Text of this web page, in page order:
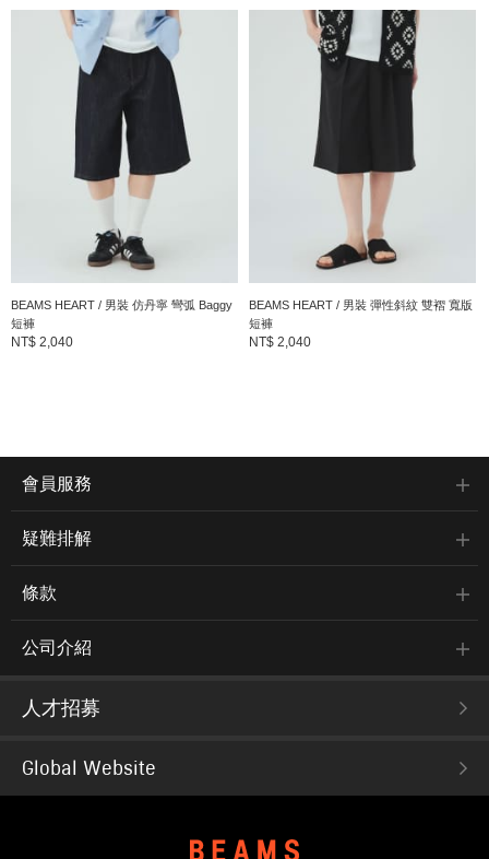
BEAMS HEART / 男裝 仿丹寧 彎弧 Baggy
短褲
NT$ 2,040
BEAMS HEART / 男裝 彈性斜紋 雙褶 寬版
短褲
NT$ 2,040
會員服務
疑難排解
條款
公司介紹
人才招募
Global Website